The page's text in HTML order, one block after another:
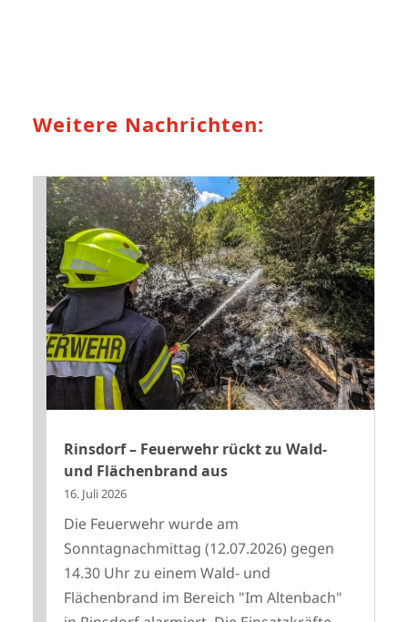
Weitere Nachrichten:
Rinsdorf – Feuerwehr rückt zu Wald-
und Flächenbrand aus
16. Juli 2026
Die Feuerwehr wurde am
Sonntagnachmittag (12.07.2026) gegen
14.30 Uhr zu einem Wald- und
Flächenbrand im Bereich "Im Altenbach"